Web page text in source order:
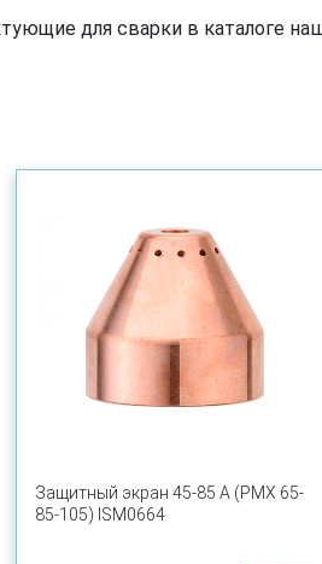
для сварки в каталоге
Защитный экран 45-85 А (PMX 65-
85-105) ISM0664